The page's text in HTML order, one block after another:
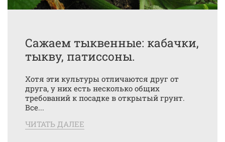
Сажаем тыквенные: кабачки,
тыкву, патиссоны.
Хотя эти культуры отличаются друг от
друга, у них есть несколько общих
требований к посадке в открытый грунт.
Все...
ЧИТАТЬ ДАЛЕЕ